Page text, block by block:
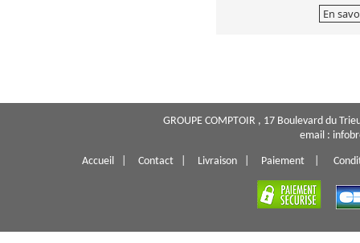
En
GROUPE COMPTOIR , 17 Boulevard du
email :
Accueil Contact Livraison Paiement